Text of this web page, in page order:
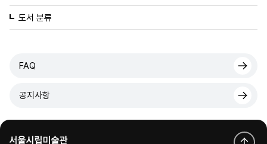
도서 분류
FAQ
공지사항